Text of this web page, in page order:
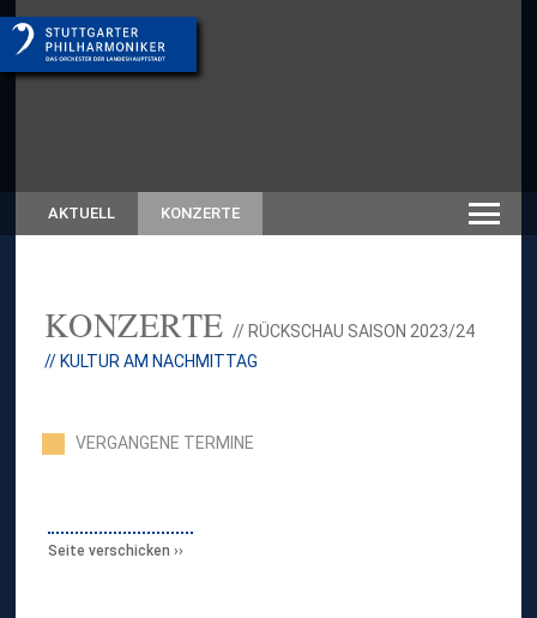
AKTUELL KONZERTE
KONZERTE// RÜCKSCHAU SAISON 2023/24
// KULTUR AM NACHMITTAG
VERGANGENE TERMINE
Seite verschicken